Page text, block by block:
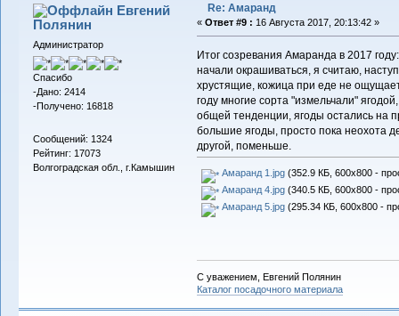
Евгений
Полянин
Администратор
Спасибо
-Дано: 2414
-Получено: 16818
Сообщений: 1324
Рейтинг: 17073
Волгоградская обл., г.Камышин
Re: Амаранд
« Ответ #9 : 16 Августа 2017, 20:13:42 »
Итог созревания Амаранда в 2017
начали окрашиваться, я считаю,
хрустящие, кожица при еде не
году многие сорта "измельчали"
общей тенденции, ягоды остались на
большие ягоды, просто пока неохота
другой, поменьше.
Амаранд 1.jpg(352.9 КБ, 600x800 -
Амаранд 4.jpg(340.5 КБ, 600x800 -
Амаранд 5.jpg(295.34 КБ, 600x800 -
С уважением, Евгений Полянин
Каталог посадочного материала